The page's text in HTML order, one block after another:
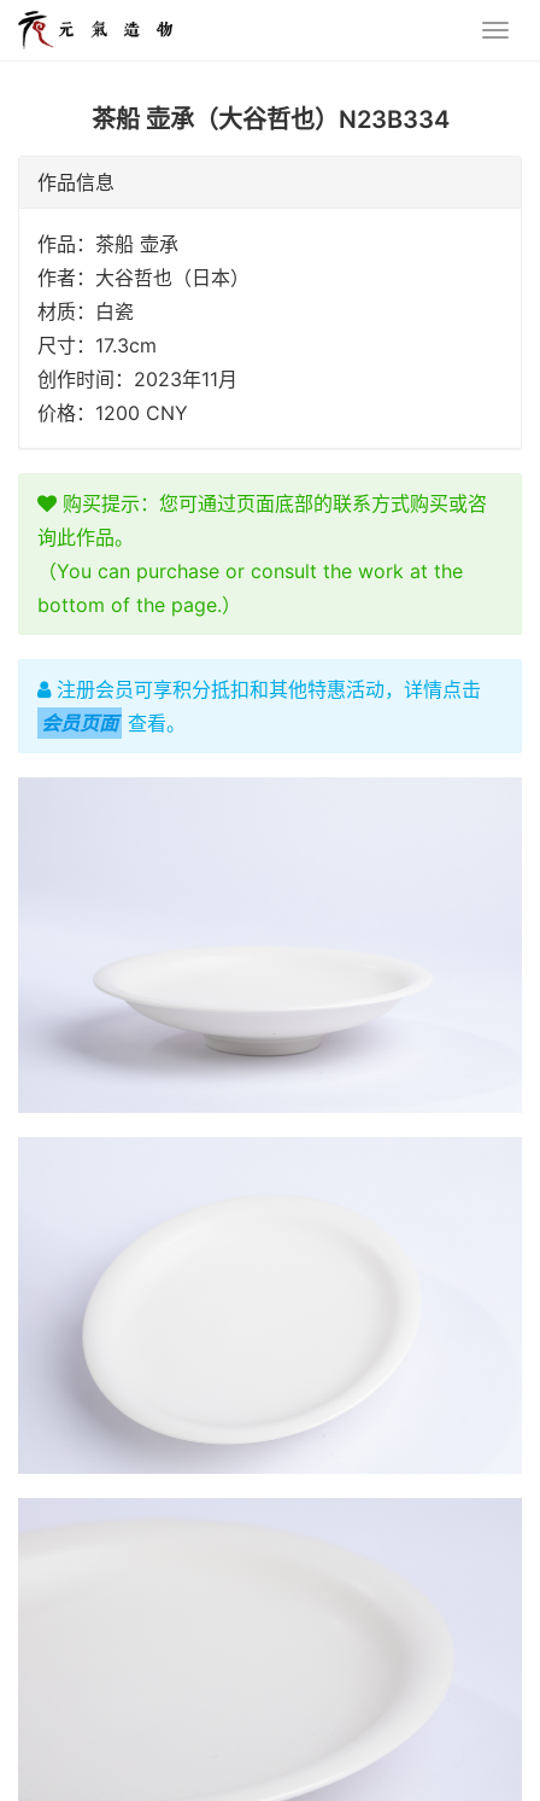
茶船 壶承（大谷哲也）N23B334
作品信息
作品：茶船 壶承
作者：大谷哲也（日本）
材质：白瓷
尺寸：17.3cm
创作时间：2023年11月
价格：1200 CNY
购买提示：您可通过页面底部的联系方式购买或咨
询此作品。
（You can purchase or consult the work at the
bottom of the page.）
注册会员可享积分抵扣和其他特惠活动，详情点击
会员页面 查看。